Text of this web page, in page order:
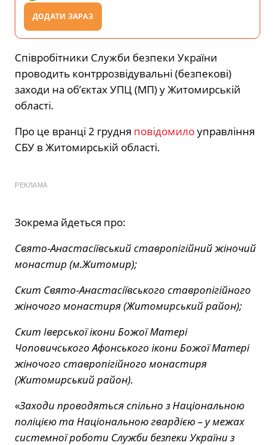
ДОДАТИ ЗАРАЗ
Співробітники Служби безпеки України
проводить контррозвідувальні (безпекові)
заходи на об’єктах УПЦ (МП) у Житомирській
області.
Про це вранці 2 грудня повідомилоуправління
СБУ в Житомирській області.
РЕКЛАМА
Зокрема йдеться про:
Свято-Анастасіївський ставропігійний жіночий
монастир (м.Житомир);
Скит Свято-Анастасіївського ставропігійного
жіночого монастиря (Житомирський район);
Скит Іверської ікони Божої Матері
Чоповичського Афонського ікони Божої Матері
жіночого ставропігійного монастиря
(Житомирський район).
«Заходи проводяться спільно з Національною
поліцією та Національною гвардією – у межах
системної роботи Служби безпеки України з